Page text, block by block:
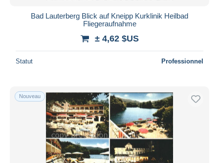
Bad Lauterberg Blick auf Kneipp Kurklinik Heilbad
Fliegeraufnahme
± 4,62 $US
Statut Professionnel
Nouveau